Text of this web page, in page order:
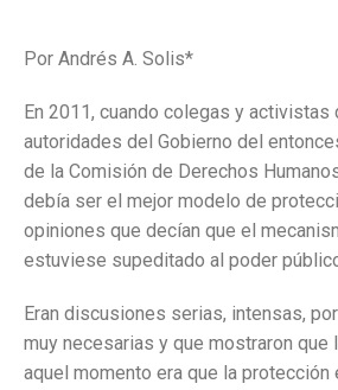
Por Andrés A. Solis*
En 2011, cuando colegas y activistas
autoridades del Gobierno del
de la Comisión de Derechos
debía ser el mejor modelo de
opiniones que decían que el
estuviese supeditado al poder
Eran discusiones serias, intensas,
muy necesarias y que mostraron que
aquel momento era que la protección